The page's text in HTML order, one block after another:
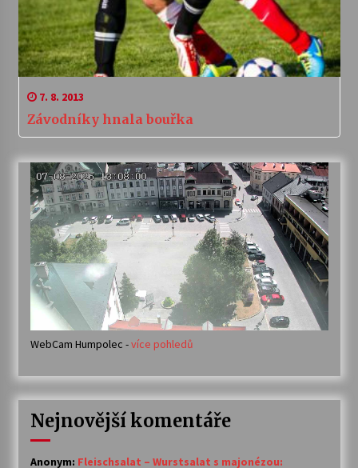
7. 8. 2013
Závodníky hnala bouřka
WebCam Humpolec -více pohledů
Nejnovější komentáře
Anonym: Fleischsalat – Wurstsalat s majonézou: